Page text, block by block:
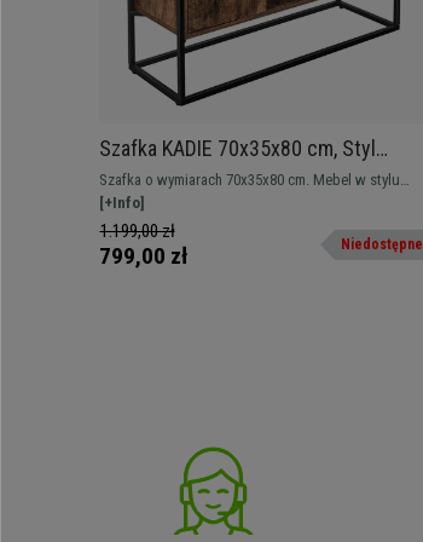
Szafka KADIE 70x35x80 cm, Styl
Industrialny, Metal, kolor Czarny i
Ciemnobrązowy
Szafka o wymiarach 70x35x80 cm. Mebel w stylu
industrialnym z dużą pojemnością.
[+Info]
1.199,00 zł
799,00 zł Niedostępne